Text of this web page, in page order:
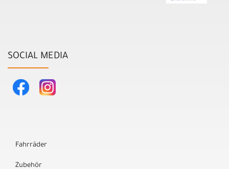
SOCIAL MEDIA
Fahrräder
Zubehör